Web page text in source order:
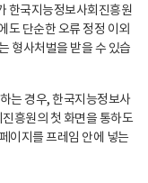
한국지능정보사회진흥원
도 단순한 오류 정정 이외
형사처벌을 받을 수 있습
는 경우, 한국지능정보사
흥원의 첫 화면을 통하도
이지를 프레임 안에 넣는